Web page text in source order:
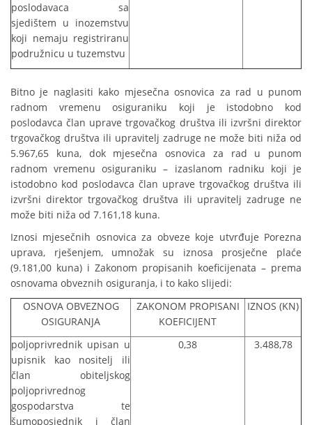
poslodavaca sa
sjedištem u inozemstvu
koji nemaju registriranu
podružnicu u tuzemstvu
Bitno je naglasiti kako mjesečna osnovica za rad u punom
radnom vremenu osiguraniku koji je istodobno kod
poslodavca član uprave trgovačkog društva ili izvršni direktor
trgovačkog društva ili upravitelj zadruge ne može biti niža od
5.967,65 kuna, dok mjesečna osnovica za rad u punom
radnom vremenu osiguraniku – izaslanom radniku koji je
istodobno kod poslodavca član uprave trgovačkog društva ili
izvršni direktor trgovačkog društva ili upravitelj zadruge ne
može biti niža od 7.161,18 kuna.
Iznosi mjesečnih osnovica za obveze koje utvrđuje Porezna
uprava, rješenjem, umnožak su iznosa prosječne plaće
(9.181,00 kuna) i Zakonom propisanih koeficijenata – prema
osnovama obveznih osiguranja, i to kako slijedi:
OSNOVA OBVEZNOG
OSIGURANJA
ZAKONOM PROPISANI
KOEFICIJENT
IZNOS (KN)
poljoprivrednik upisan u
upisnik kao nositelj ili
član obiteljskog
poljoprivrednog
gospodarstva te
šumoposjednik i član
0,38 3.488,78